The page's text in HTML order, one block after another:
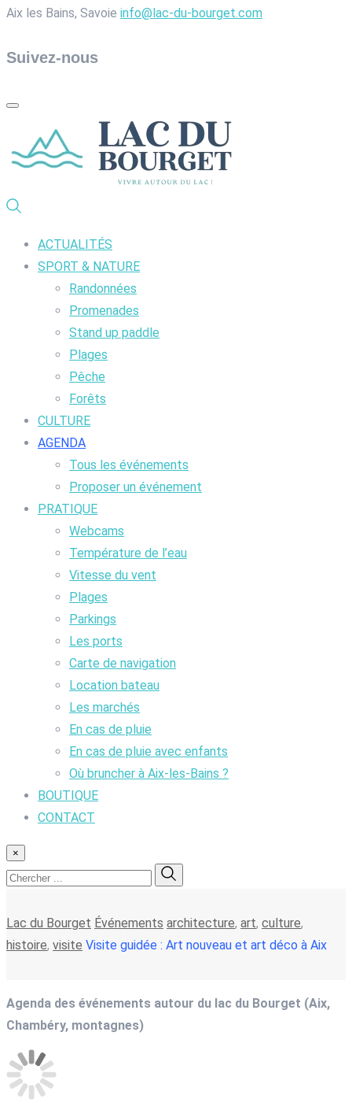
Aix les Bains, Savoie info@lac-du-bourget.com
Suivez-nous
ACTUALITÉS
SPORT & NATURE
Randonnées
Promenades
Stand up paddle
Plages
Pêche
Forêts
CULTURE
AGENDA
Tous les événements
Proposer un événement
PRATIQUE
Webcams
Température de l’eau
Vitesse du vent
Plages
Parkings
Les ports
Carte de navigation
Location bateau
Les marchés
En cas de pluie
En cas de pluie avec enfants
Où bruncher à Aix-les-Bains ?
BOUTIQUE
CONTACT
×
Lac du Bourget Événements architecture, art, culture,
histoire, visite Visite guidée : Art nouveau et art déco à Aix
Agenda des événements autour du lac du Bourget (Aix,
Chambéry, montagnes)